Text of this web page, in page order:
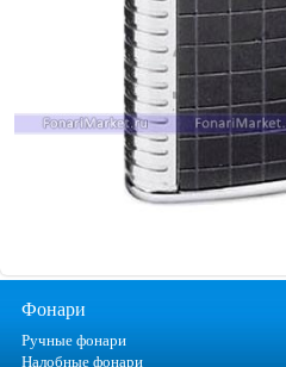
Фонари
Ручные фонари
Налобные фонари